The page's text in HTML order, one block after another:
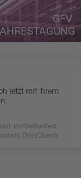
jetzt mit Ihrem
vorbehalten.
DocCheck.